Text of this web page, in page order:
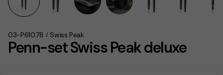
Penn-set Swiss Peak deluxe
03-P610.78 / Swiss Peak